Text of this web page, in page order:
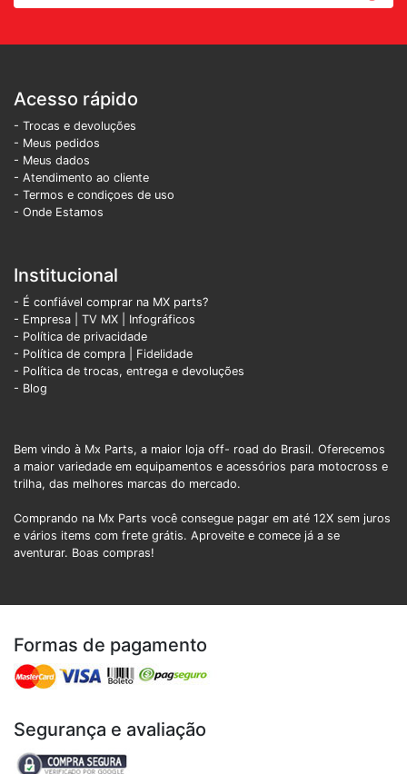
Acesso rápido
- Trocas e devoluções
- Meus pedidos
- Meus dados
- Atendimento ao cliente
- Termos e condiçoes de uso
- Onde Estamos
Institucional
- É confiável comprar na MX parts?
- Empresa
TV MX
Infográficos
- Política de privacidade
- Política de compra | Fidelidade
- Política de trocas, entrega e devoluções
- Blog
Bem vindo à Mx Parts, a maior loja off- road do Brasil. Oferecemos
a maior variedade em equipamentos e acessórios para motocross e
trilha, das melhores marcas do mercado.
Comprando na Mx Parts você consegue pagar em até 12X sem juros
e vários items com frete grátis. Aproveite e comece já a se
aventurar. Boas compras!
Formas de pagamento
Segurança e avaliação